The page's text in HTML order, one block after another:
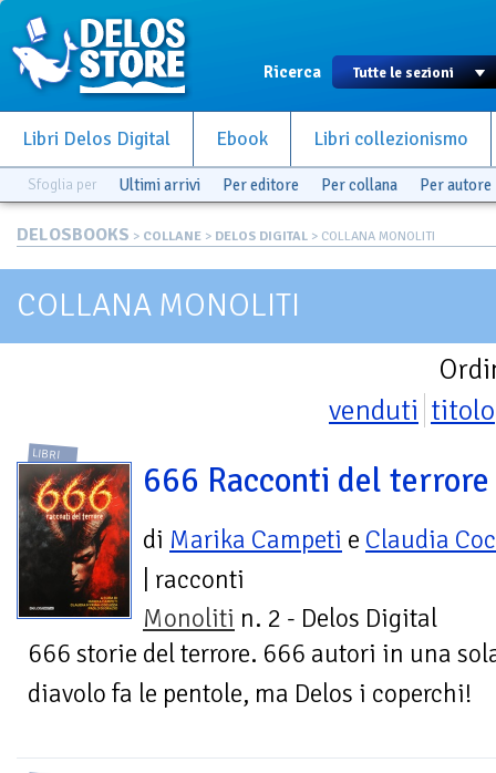
Ricerca
Libri Delos Digital Ebook Libri collezionismo
Sfoglia per Ultimi arrivi Per editore Per collana Per autore
DELOSBOOKS > COLLANE > DELOS DIGITAL > COLLANA MONOLITI
COLLANA MONOLITI
venduti titolo
LIBRI
666 Racconti del terrore
di Marika Campeti e Claudia
| racconti
Monoliti n. 2 - Delos Digital
666 storie del terrore. 666 autori in una
diavolo fa le pentole, ma Delos i coperchi!